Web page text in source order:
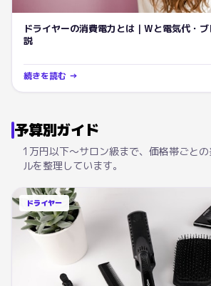
ドライヤーの消費電力とは｜Wと電気代・
説
続きを読む →
予算別ガイド
1万円以下〜サロン級まで、価格帯ごと
ルを整理しています。
ドライヤー